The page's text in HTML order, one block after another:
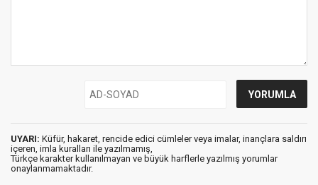
UYARI: Küfür, hakaret, rencide edici cümleler veya imalar, inançlara saldırı
içeren, imla kuralları ile yazılmamış,
Türkçe karakter kullanılmayan ve büyük harflerle yazılmış yorumlar
onaylanmamaktadır.